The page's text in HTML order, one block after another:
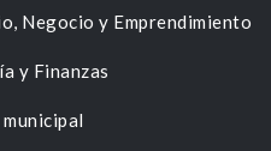
Negocio y Emprendimiento
y Finanzas